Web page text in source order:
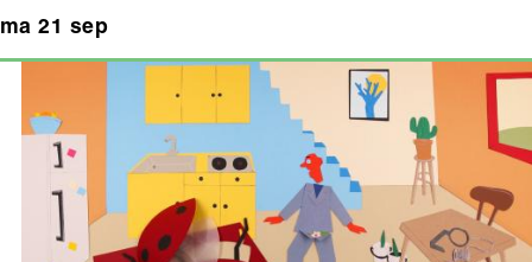
ma 21 sep